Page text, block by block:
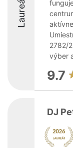
Laureáti
2782/
výber
9.7
DJ